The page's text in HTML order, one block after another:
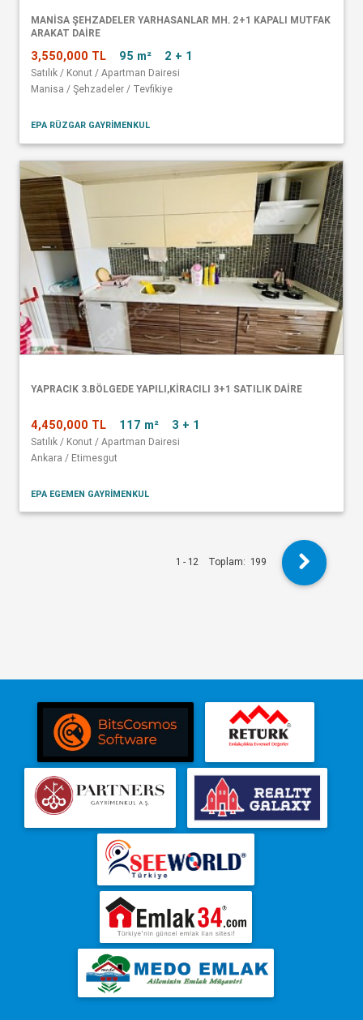
MANISA ŞEHZADELER YARHASANLAR MH. 2+1 KAPALI MUTFAK
ARAKAT DAIRE
3,550,000 TL 95 m² 2 + 1
Satılık / Konut / Apartman Dairesi
Manisa / Şehzadeler / Tevfikiye
EPA RÜZGAR GAYRİMENKUL
YAPRACIK 3.BÖLGEDE YAPILI,KİRACILI 3+1 SATILIK DAİRE
4,450,000 TL 117 m² 3 + 1
Satılık / Konut / Apartman Dairesi
Ankara / Etimesgut
EPA EGEMEN GAYRİMENKUL
1 - 12 Toplam: 199